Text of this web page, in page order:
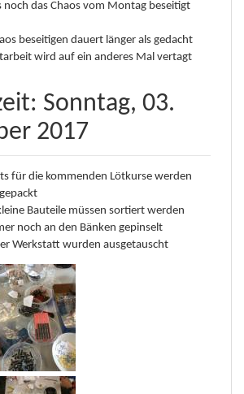
noch das Chaos vom Montag beseitigt
beseitigen dauert länger als gedacht
wird auf ein anderes Mal vertagt
Sonntag, 03.
2017
für die kommenden Lötkurse werden
Bauteile müssen sortiert werden
noch an den Bänken gepinselt
Werkstatt wurden ausgetauscht